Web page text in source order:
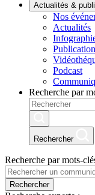
Actualités &
Nos
Actualités
Podcast
Recherche par
Rechercher
Recherche par mots-
Rechercher